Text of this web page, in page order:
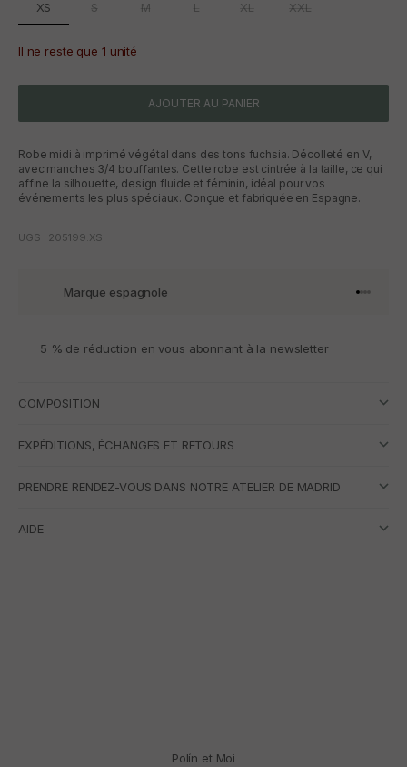
XS S M L XL XXL
Il ne reste que 1 unité
AJOUTER AU PANIER
Robe midi à imprimé végétal dans des tons fuchsia. Décolleté en V,
avec manches 3/4 bouffantes. Cette robe est cintrée à la taille, ce qui
affine la silhouette, design fluide et féminin, idéal pour vos
événements les plus spéciaux. Conçue et fabriquée en Espagne.
UGS : 205199.XS
Marque espagnole Aller à
Aller à
Aller à
Aller
5 % de réduction en vous abonnant à la newsletter
COMPOSITION
EXPÉDITIONS, ÉCHANGES ET RETOURS
PRENDRE RENDEZ-VOUS DANS NOTRE ATELIER DE MADRID
AIDE
Polín et Moi